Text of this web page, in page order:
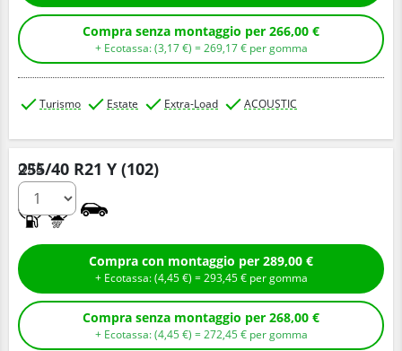
Compra senza montaggio per 266,00 €
+ Ecotassa: (3,17€ ) =269,17€ per gomma
Turismo Estate Extra-Load ACOUSTIC
255/40 R21 Y (102)
Q.tà
Compra con montaggio per 289,00 €
+ Ecotassa: (4,45€ ) =293,45€ per gomma
Compra senza montaggio per 268,00 €
+ Ecotassa: (4,45€ ) =272,45€ per gomma